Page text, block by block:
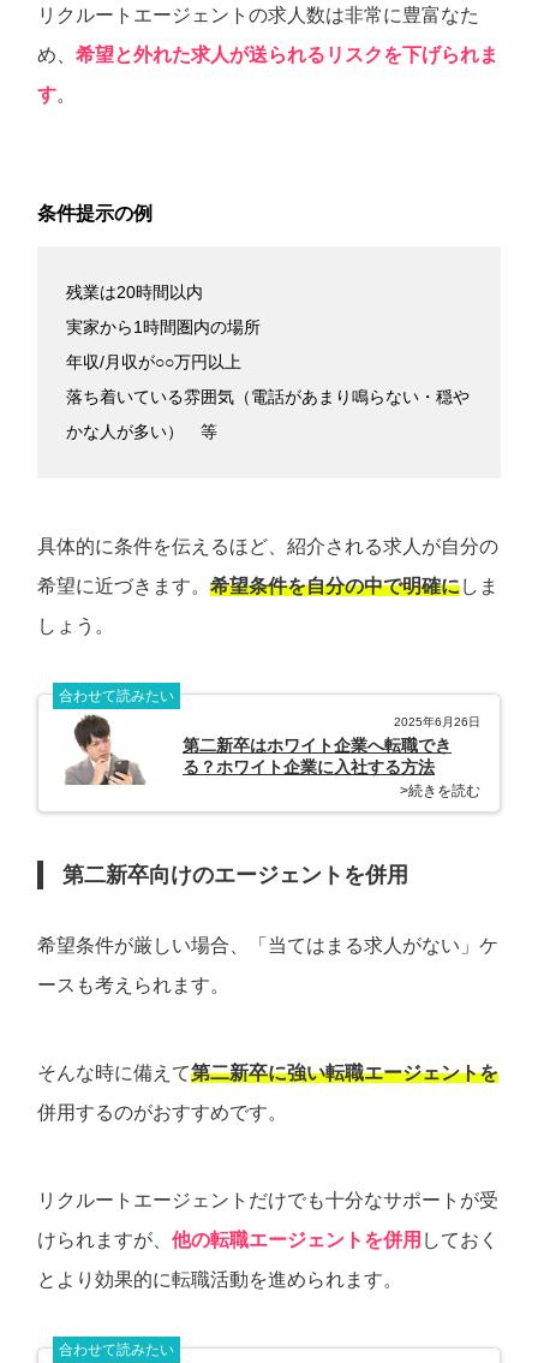
リクルートエージェントの求人数は非常に豊富なた
め、 希望と外れた求人が送られるリスクを下げられま
す。
条件提示の例
残業は20時間以内
実家から1時間圏内の場所
年収/月収が○○万円以上
落ち着いている雰囲気（電話があまり鳴らない・穏や
かな人が多い） 等
具体的に条件を伝えるほど、紹介される求人が自分の
希望に近づきます。 希望条件を自分の中で明確にしま
しょう。
合わせて読みたい
2025年6月26日
第二新卒はホワイト企業へ転職でき
る？ホワイト企業に入社する方法
>続きを読む
第二新卒向けのエージェントを併用
希望条件が厳しい場合、「当てはまる求人がない」ケ
ースも考えられます。
そんな時に備えて第二新卒に強い転職エージェントを
併用するのがおすすめです。
リクルートエージェントだけでも十分なサポートが受
けられますが、 他の転職エージェントを併用 しておく
とより効果的に転職活動を進められます。
合わせて読みたい